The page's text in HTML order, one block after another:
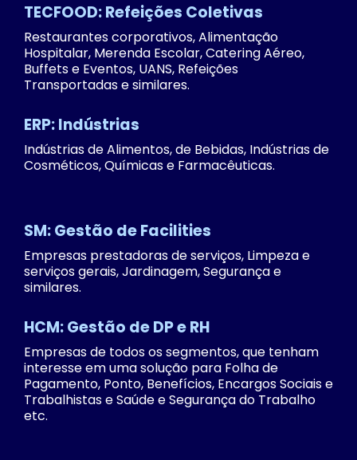
TECFOOD: Refeições Coletivas
Restaurantes corporativos, Alimentação
Hospitalar, Merenda Escolar, Catering Aéreo,
Buffets e Eventos, UANS, Refeições
Transportadas e similares.
ERP: Indústrias
Indústrias de Alimentos, de Bebidas, Indústrias de
Cosméticos, Químicas e Farmacêuticas.
SM: Gestão de Facilities
Empresas prestadoras de serviços, Limpeza e
serviços gerais, Jardinagem, Segurança e
similares.
HCM: Gestão de DP e RH
Empresas de todos os segmentos, que tenham
interesse em uma solução para Folha de
Pagamento, Ponto, Benefícios, Encargos Sociais e
Trabalhistas e Saúde e Segurança do Trabalho
etc.